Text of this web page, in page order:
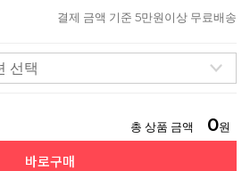
결제 금액 기준 5만원이상 무료배송
총 상품 금액 0원
바로구매